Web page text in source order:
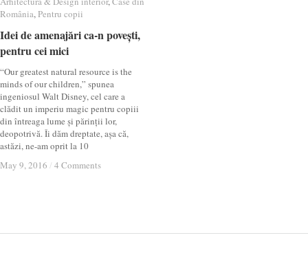
România,Pentru copii
Idei de amenajări ca-n povești,
pentru cei mici
“Our greatest natural resource is the
minds of our children,” spunea
ingeniosul Walt Disney, cel care a
clădit un imperiu magic pentru copiii
din întreaga lume și părinții lor,
deopotrivă. Îi dăm dreptate, așa că,
astăzi, ne-am oprit la 10
May 9, 2016 / 4 Comments
România Pentru copii
Idei de amenajări ca-n povești,
pentru cei mici
May 9, 2016 / 4 Comments